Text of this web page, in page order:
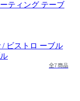
ティング テーブ
全7商品